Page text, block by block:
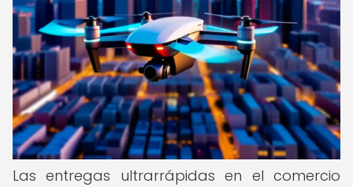
Las entregas ultrarrápidas en el comercio